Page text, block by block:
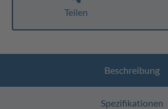
Teilen
Beschreibung
Spezifikationen